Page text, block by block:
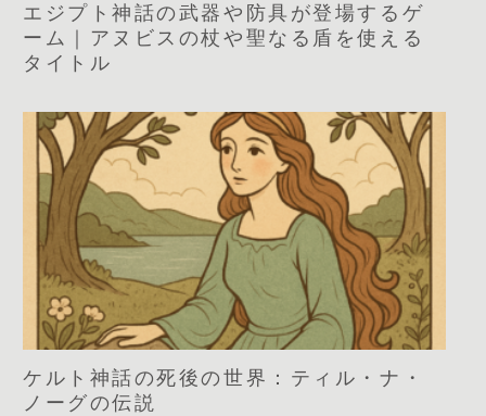
エジプト神話の武器や防具が登場するゲ
ーム｜アヌビスの杖や聖なる盾を使える
タイトル
ケルト神話の死後の世界：ティル・ナ・
ノーグの伝説